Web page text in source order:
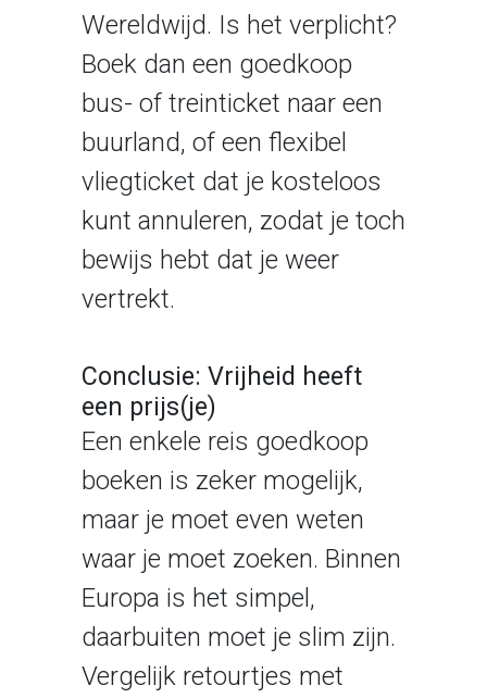
Wereldwijd. Is het verplicht?
Boek dan een goedkoop
bus- of treinticket naar een
buurland, of een flexibel
vliegticket dat je kosteloos
kunt annuleren, zodat je toch
bewijs hebt dat je weer
vertrekt.
Conclusie: Vrijheid heeft
een prijs(je)
Een enkele reis goedkoop
boeken is zeker mogelijk,
maar je moet even weten
waar je moet zoeken. Binnen
Europa is het simpel,
daarbuiten moet je slim zijn.
Vergelijk retourtjes met